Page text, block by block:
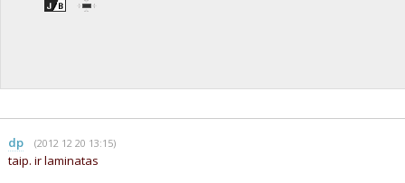
dp (2012 12 20 13:15)
taip. ir laminatas